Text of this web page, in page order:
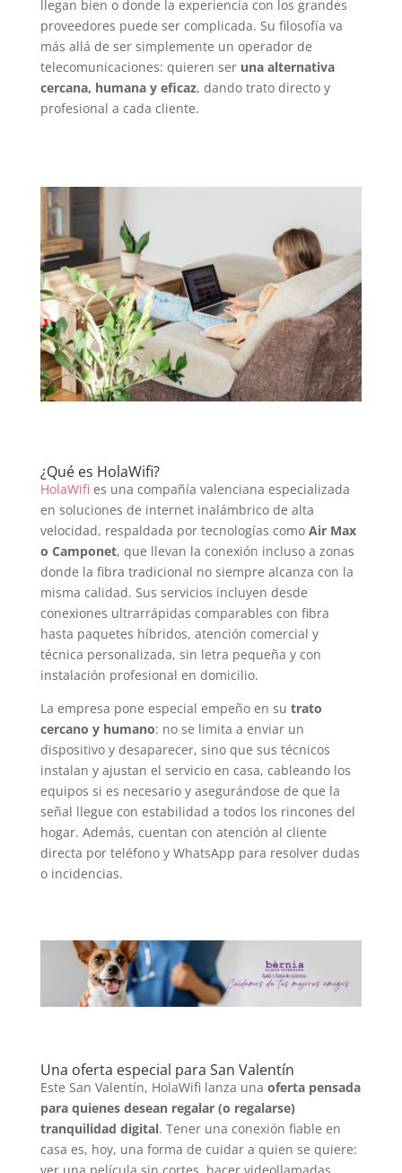
llegan bien o donde la experiencia con los grandes
proveedores puede ser complicada. Su filosofía va
más allá de ser simplemente un operador de
telecomunicaciones: quieren ser una alternativa
cercana, humana y eficaz, dando trato directo y
profesional a cada cliente.
¿Qué es HolaWifi?
HolaWifi es una compañía valenciana especializada
en soluciones de internet inalámbrico de alta
velocidad, respaldada por tecnologías como Air Max
o Camponet, que llevan la conexión incluso a zonas
donde la fibra tradicional no siempre alcanza con la
misma calidad. Sus servicios incluyen desde
conexiones ultrarrápidas comparables con fibra
hasta paquetes híbridos, atención comercial y
técnica personalizada, sin letra pequeña y con
instalación profesional en domicilio.
La empresa pone especial empeño en su trato
cercano y humano: no se limita a enviar un
dispositivo y desaparecer, sino que sus técnicos
instalan y ajustan el servicio en casa, cableando los
equipos si es necesario y asegurándose de que la
señal llegue con estabilidad a todos los rincones del
hogar. Además, cuentan con atención al cliente
directa por teléfono y WhatsApp para resolver dudas
o incidencias.
Una oferta especial para San Valentín
Este San Valentín, HolaWifi lanza una oferta pensada
para quienes desean regalar (o regalarse)
tranquilidad digital. Tener una conexión fiable en
casa es, hoy, una forma de cuidar a quien se quiere:
ver una película sin cortes, hacer videollamadas